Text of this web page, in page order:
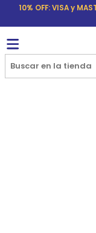
10% OFF: VISA y